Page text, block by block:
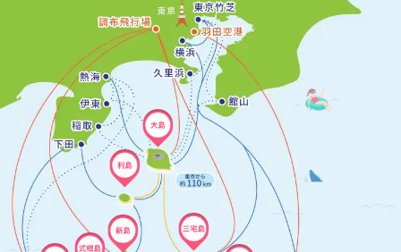
大島
利島
新島
式根島
三宅島